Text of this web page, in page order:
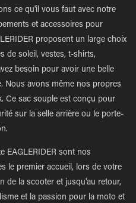
ce qu'il vous faut avec notre
et accessoires pour
proposent un large choix
de soleil, vestes, t-shirts,
besoin pour avoir une belle
Nous avons même nos propres
Ce sac souple est conçu pour
sur la selle arrière ou le porte-
EAGLERIDER sont nos
le premier accueil, lors de votre
de la scooter et jusqu'au retour,
et la passion pour la moto et